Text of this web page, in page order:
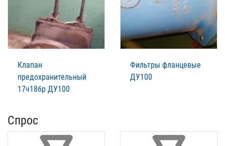
Клапан
предохранительный
17ч18бр ДУ100
Фильтры фланцевые
ДУ100
Спрос